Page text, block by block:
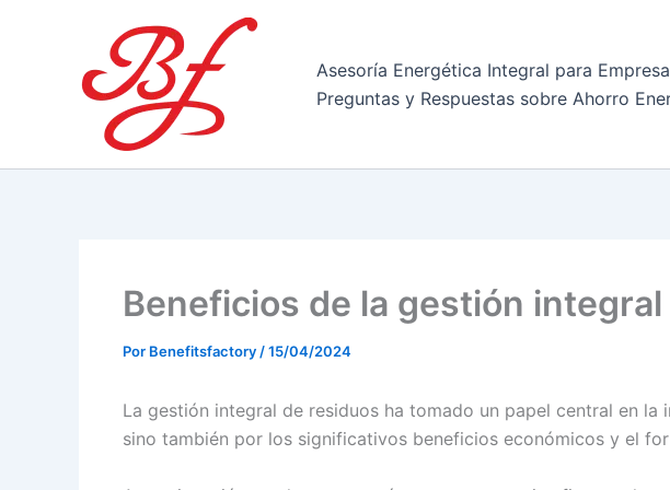
Asesoría Energética Integral para
Preguntas y Respuestas sobre Ahorro
Beneficios de la gestión
Por Benefitsfactory /15/04/2024
La gestión integral de residuos ha tomado un papel central en
sino también por los significativos beneficios económicos y el